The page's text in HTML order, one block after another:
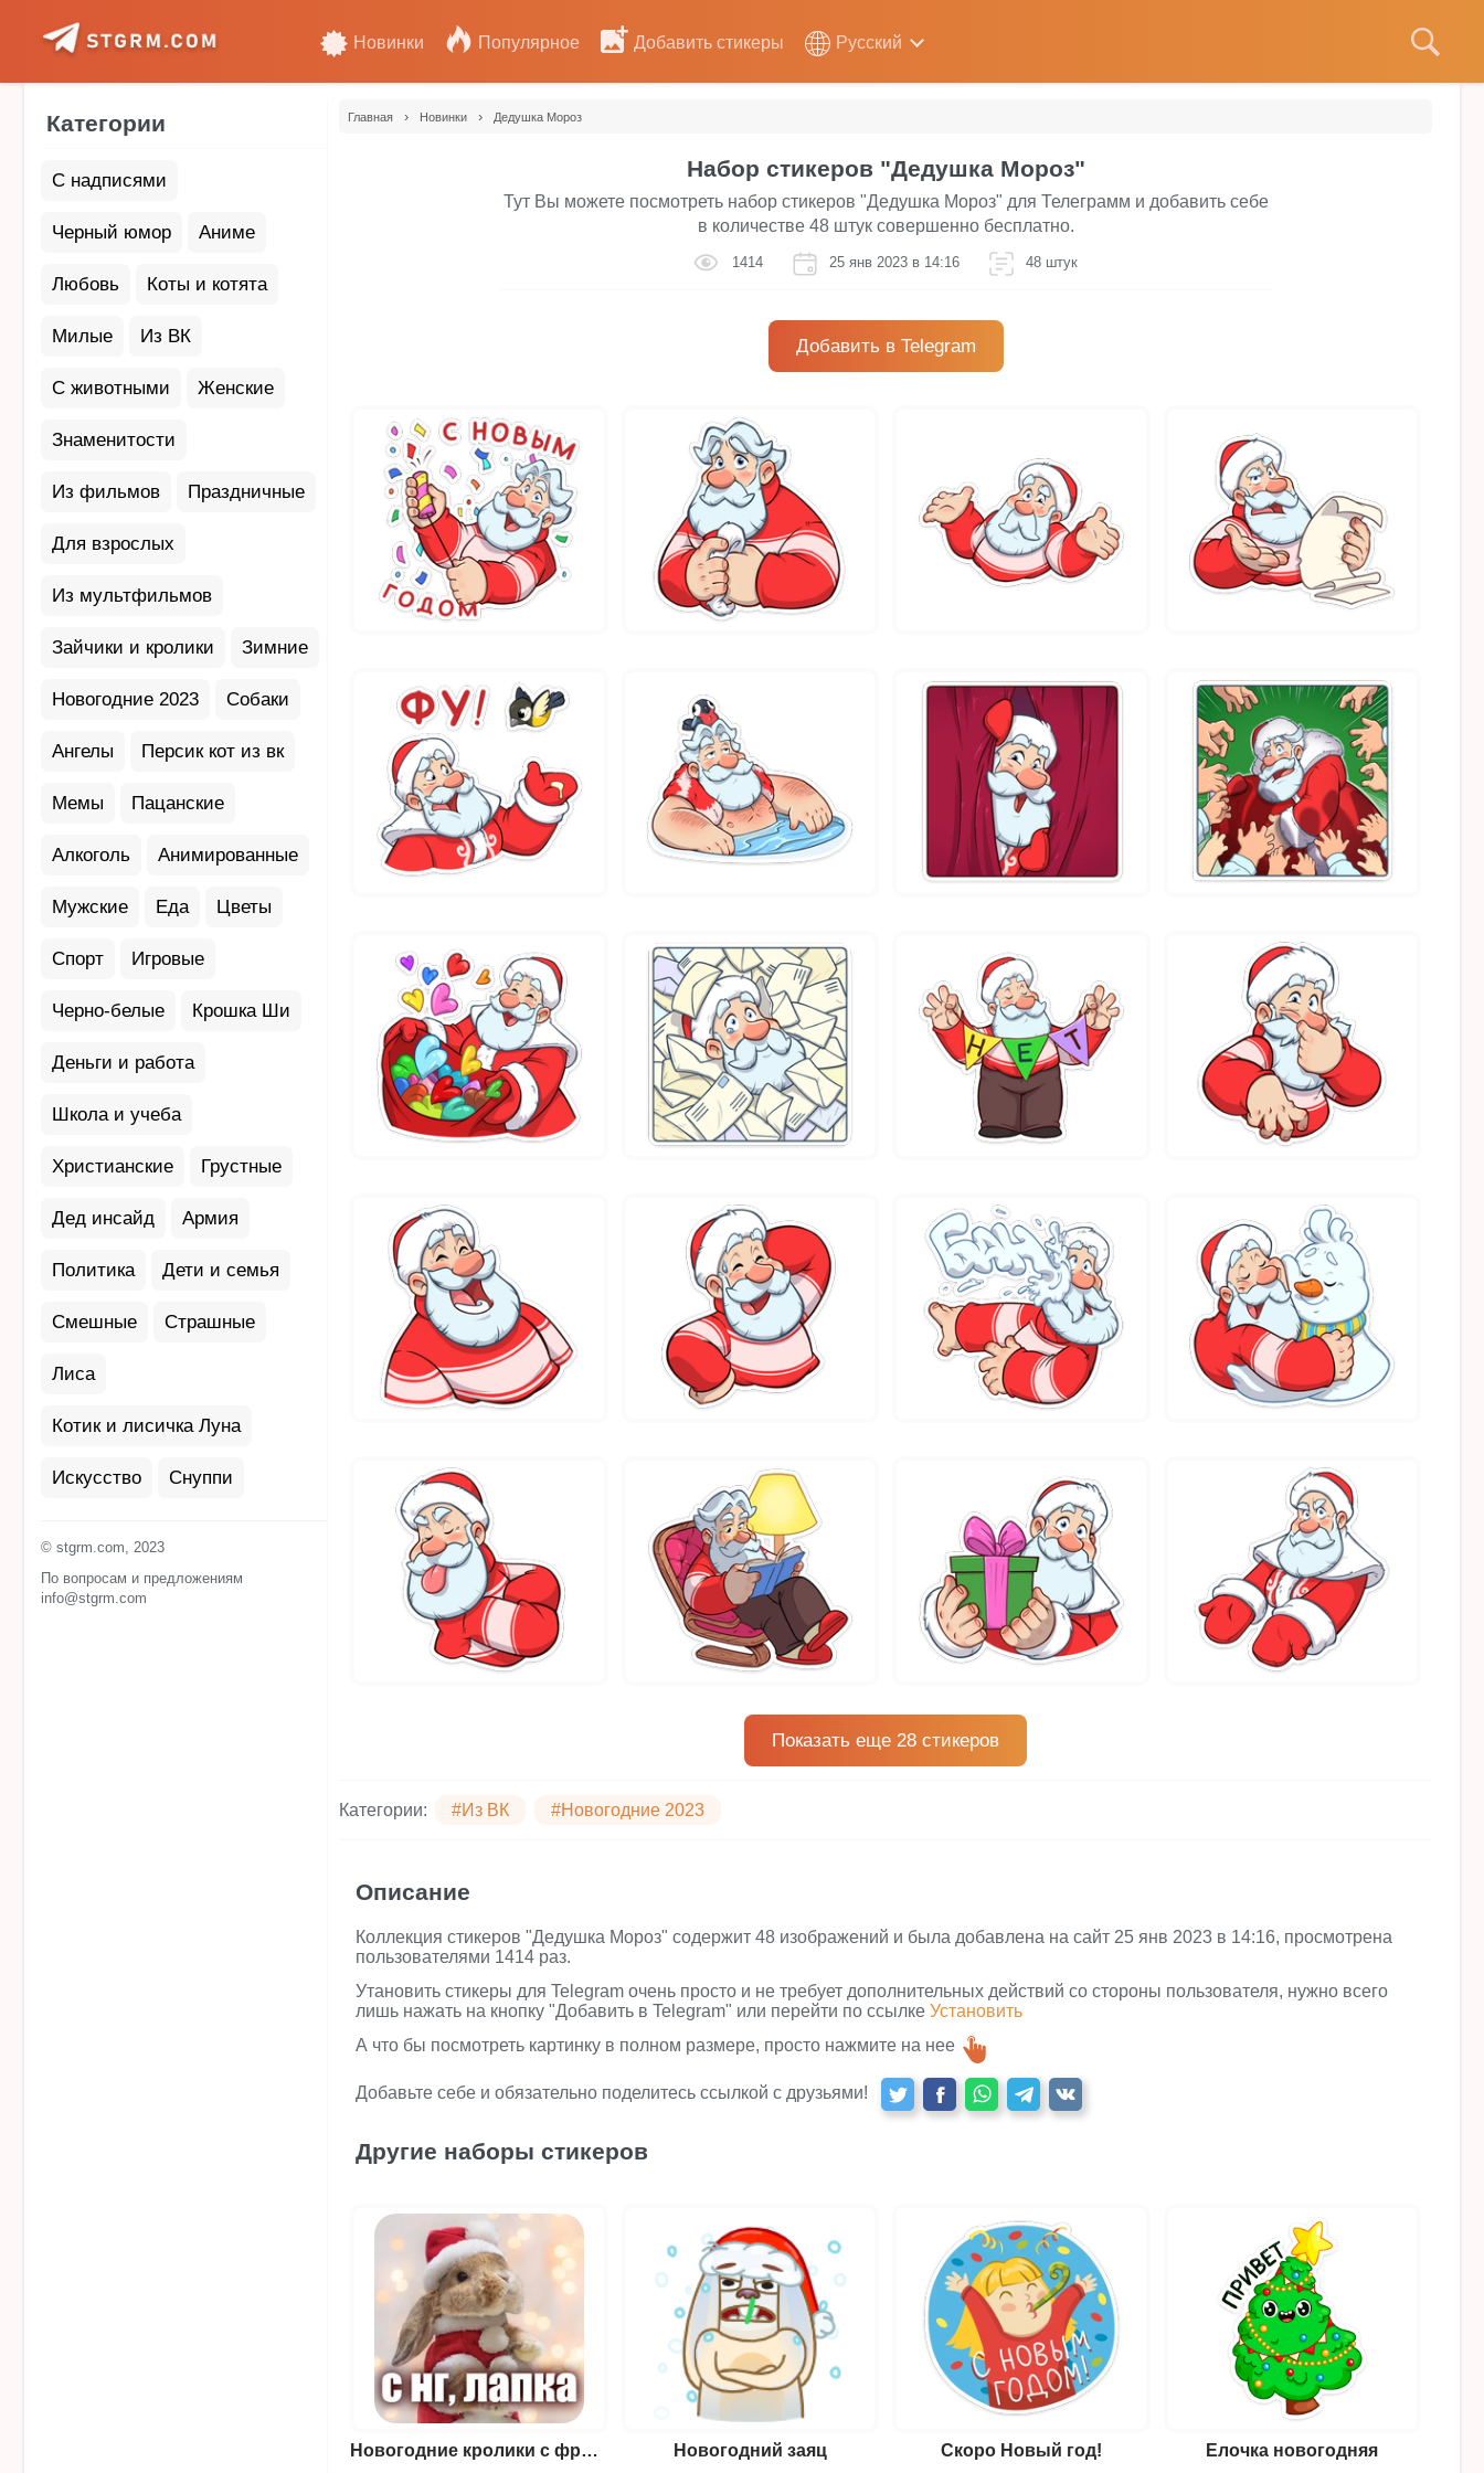
Новинки Популярное Добавить стикеры Русский
Категории
С надписями
Черный юмор Аниме
Любовь Коты и котята
Милые Из ВК
С животными Женские
Знаменитости
Из фильмов Праздничные
Для взрослых
Из мультфильмов
Зайчики и кролики Зимние
Новогодние 2023 Собаки
Ангелы Персик кот из вк
Мемы Пацанские
Алкоголь Анимированные
Мужские Еда Цветы
Спорт Игровые
Черно-белые Крошка Ши
Деньги и работа
Школа и учеба
Христианские Грустные
Дед инсайд Армия
Политика Дети и семья
Смешные Страшные
Лиса
Котик и лисичка Луна
Искусство Снуппи
© stgrm.com, 2023
По вопросам и предложениям
info@stgrm.com
Главная › Новинки › Дедушка Мороз
Набор стикеров "Дедушка Мороз"
Тут Вы можете посмотреть набор стикеров "Дедушка Мороз" для Телеграмм и добавить себе
в количестве 48 штук совершенно бесплатно.
1414 25 янв 2023 в 14:16 48 штук
Добавить в Telegram
Показать еще 28 стикеров
Категории: #Из ВК #Новогодние 2023
Описание
Коллекция стикеров "Дедушка Мороз" содержит 48 изображений и была добавлена на сайт 25 янв 2023 в 14:16, просмотрена
пользователями 1414 раз.
Утановить стикеры для Telegram очень просто и не требует дополнительных действий со стороны пользователя, нужно всего
лишь нажать на кнопку "Добавить в Telegram" или перейти по ссылке Установить
А что бы посмотреть картинку в полном размере, просто нажмите на нее
Добавьте себе и обязательно поделитесь ссылкой с друзьями!
Другие наборы стикеров
Новогодние кролики с фразами Новогодний заяц Скоро Новый год! Елочка новогодняя